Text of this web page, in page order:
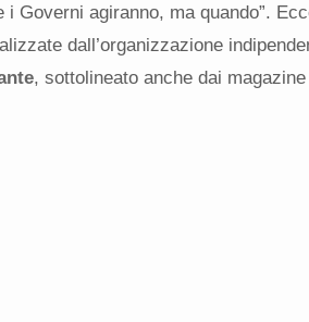
Governi agiranno, ma quando”.
dall’organizzazione
, sottolineato anche dai magazine